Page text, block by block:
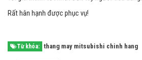
Rất hân hạnh được phục vụ!
Từ khóa: thang may mitsubishi chinh hang